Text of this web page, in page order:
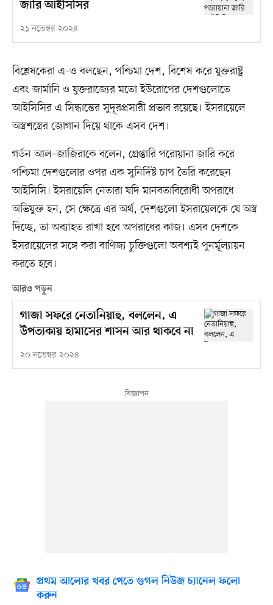
জারি আইসিসির
২১ নভেম্বর ২০২৪
বিশ্লেষকেরা এ–ও বলছেন, পশ্চিমা দেশ, বিশেষ করে যুক্তরাষ্ট্র
এবং জার্মানি ও যুক্তরাজ্যের মতো ইউরোপের দেশগুলোতে
আইসিসির এ সিদ্ধান্তের সুদূরপ্রসারী প্রভাব রয়েছে। ইসরায়েলে
অস্ত্রশস্ত্রের জোগান দিয়ে থাকে এসব দেশ।
গর্ডন আল–জাজিরাকে বলেন, গ্রেপ্তারি পরোয়ানা জারি করে
পশ্চিমা দেশগুলোর ওপর এক সুনির্দিষ্ট চাপ তৈরি করেছেন
আইসিসি। ইসরায়েলি নেতারা যদি মানবতাবিরোধী অপরাধে
অভিযুক্ত হন, সে ক্ষেত্রে এর অর্থ, দেশগুলো ইসরায়েলকে যে অস্ত্র
দিচ্ছে, তা অব্যাহত রাখা হবে অপরাধের কাজ। এসব দেশকে
ইসরায়েলের সঙ্গে করা বাণিজ্য চুক্তিগুলো অবশ্যই পুনর্মূল্যায়ন
করতে হবে।
আরও পড়ুন
গাজা সফরে নেতানিয়াহু, বললেন, এ
উপত্যকায় হামাসের শাসন আর থাকবে না
২০ নভেম্বর ২০২৪
প্রথম আলোর খবর পেতে গুগল নিউজ চ্যানেল ফলো
করুন